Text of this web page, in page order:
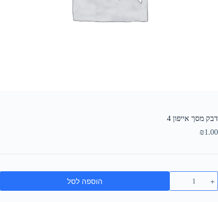
דבק מסך אייפון 4
₪1.00
הוספה לסל